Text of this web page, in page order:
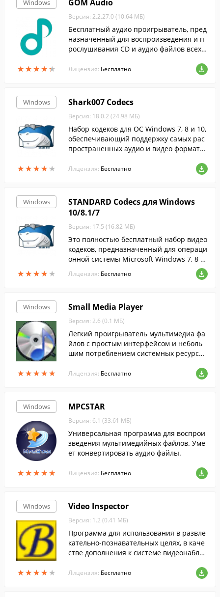
Windows
★★★★★
★★★★★
GOM Audio
Версия: 2.2.27.0 (10.64 МБ)
Бесплатный аудио проигрыватель, пред
назначенный для воспроизведения и п
рослушивания CD и аудио файлов всех р
Лицензия: Бесплатно
Windows
★★★★★
★★★★★
Shark007 Codecs
Версия: 18.0.2 (24.98 МБ)
Набор кодеков для ОС Windows 7, 8 и 10,
обеспечивающий поддержку самых рас
пространенных аудио и видео формато
Лицензия: Бесплатно
Windows
★★★★ ★
★★★★ ★
STANDARD Codecs для Windows
10/8.1/7
Версия: 17.5 (16.82 МБ)
Это полностью бесплатный набор видео
кодеков, предназначенный для операци
онной системы Microsoft Windows 7, 8 и
Лицензия: Бесплатно
Windows
★★★★★
★★★★★
Small Media Player
Версия: 2.6 (0.1 МБ)
Легкий проигрыватель мультимедиа фа
йлов с простым интерфейсом и неболь
шим потреблением системных ресурсо
Лицензия: Бесплатно
Windows
★★★★★
★★★★★
MPCSTAR
Версия: 6.1 (33.61 МБ)
Универсальная программа для воспрои
зведения мультимедийных файлов. Уме
ет конвертировать аудио файлы.
Лицензия: Бесплатно
Windows
★★★★ ★
★★★★ ★
Video Inspector
Версия: 1.2 (0.41 МБ)
Программа для использования в развле
кательно-познавательных целях, в каче
стве дополнения к системе видеонаблю
Лицензия: Бесплатно